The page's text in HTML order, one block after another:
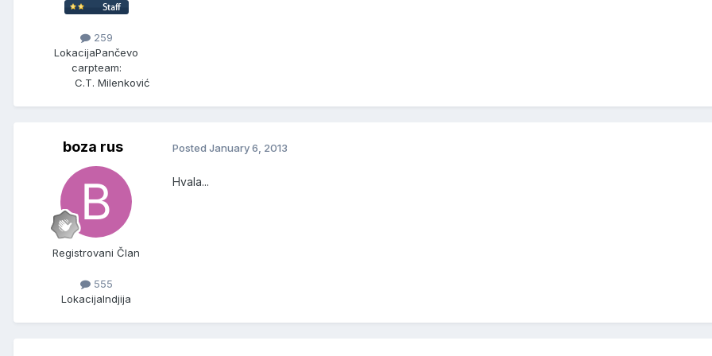
259
LokacijaPančevo
carpteam:
C.T. Milenković
boza rus
Registrovani Član
555
LokacijaIndjija
Posted January 6, 2013
Hvala...